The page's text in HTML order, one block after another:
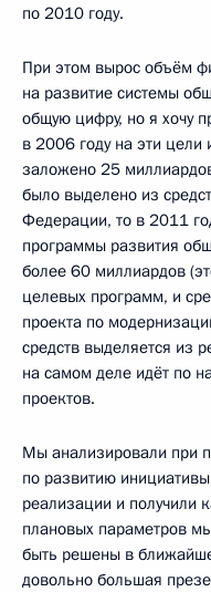
по 2010 году.
При этом вырос объём
на развитие системы
общую цифру, но я хочу
в 2006 году на эти
заложено 25
было выделено из
Федерации, то в 2011
программы развития
более 60 миллиардов
целевых программ, и
проекта по
средств выделяется из
на самом деле идёт по
проектов.
Мы анализировали при
по развитию
реализации и получили
плановых параметров
быть решены в
довольно большая